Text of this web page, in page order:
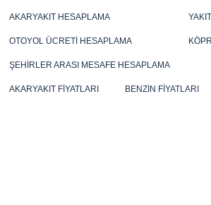
AKARYAKIT HESAPLAMA
OTOYOL ÜCRETI HESAPLAMA
ŞEHIRLER ARASI MESAFE HESAPLAMA
AKARYAKIT FIYATLARI BENZIN FIYATLARI